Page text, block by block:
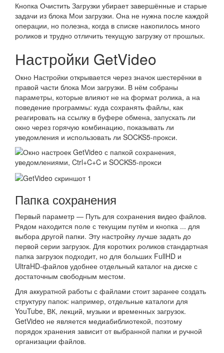
Кнопка Очистить Загрузки убирает завершённые и старые
задачи из блока Мои загрузки. Она не нужна после каждой
операции, но полезна, когда в списке накопилось много
роликов и трудно отличить текущую загрузку от прошлых.
Настройки GetVideo
Окно Настройки открывается через значок шестерёнки в
правой части блока Мои загрузки. В нём собраны
параметры, которые влияют не на формат ролика, а на
поведение программы: куда сохранять файлы, как
реагировать на ссылку в буфере обмена, запускать ли
окно через горячую комбинацию, показывать ли
уведомления и использовать ли SOCKS5-прокси.
Папка сохранения
Первый параметр — Путь для сохранения видео файлов.
Рядом находится поле с текущим путём и кнопка ... для
выбора другой папки. Эту настройку лучше задать до
первой серии загрузок. Для коротких роликов стандартная
папка загрузок подходит, но для больших FullHD и
UltraHD-файлов удобнее отдельный каталог на диске с
достаточным свободным местом.
Для аккуратной работы с файлами стоит заранее создать
структуру папок: например, отдельные каталоги для
YouTube, ВК, лекций, музыки и временных загрузок.
GetVideo не является медиабиблиотекой, поэтому
порядок хранения зависит от выбранной папки и ручной
организации файлов.